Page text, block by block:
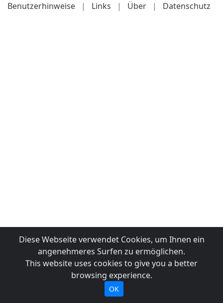
Benutzerhinweise
| Links | Über | Datenschutz
Diese Webseite verwendet Cookies, um Ihnen ein
angenehmeres Surfen zu ermöglichen.
This website uses cookies to give you a better
browsing experience.
OK